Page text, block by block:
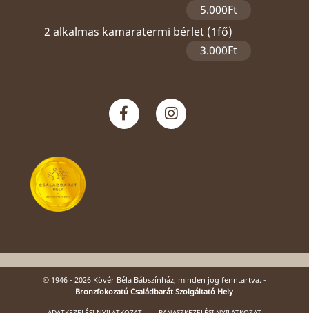
5.000Ft
2 alkalmas kamaratermi bérlet (1fő)
3.000Ft
© 1946 - 2026 Kövér Béla Bábszínház, minden jog fenntartva. -
Bronzfokozatú Családbarát Szolgáltató Hely